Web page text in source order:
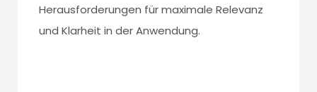
Herausforderungen für maximale Relevanz
und Klarheit in der Anwendung.